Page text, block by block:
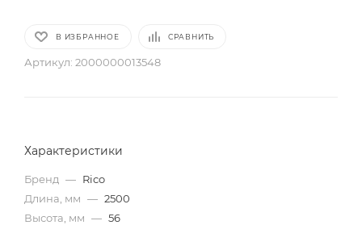
В ИЗБРАННОЕ СРАВНИТЬ
Артикул: 2000000013548
Характеристики
Бренд — Rico
Длина, мм — 2500
Высота, мм — 56